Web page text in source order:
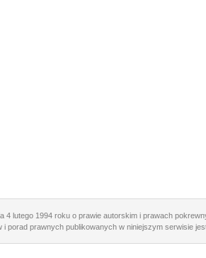
lutego 1994 roku o prawie autorskim i prawach
i porad prawnych publikowanych w niniejszym serwisie